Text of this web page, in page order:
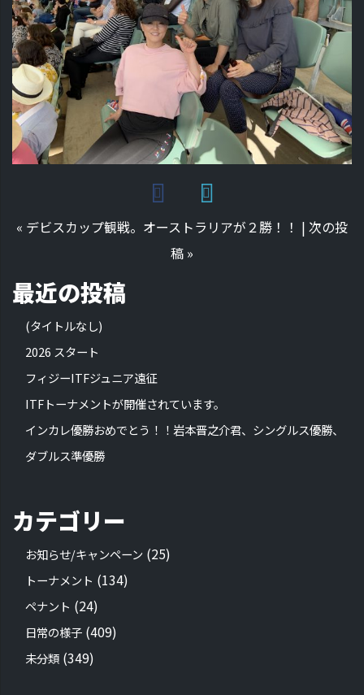
« デビスカップ観戦。オーストラリアが２勝！！ | 次の投
稿 »
最近の投稿
(タイトルなし)
2026 スタート
フィジーITFジュニア遠征
ITFトーナメントが開催されています。
インカレ優勝おめでとう！！岩本晋之介君、シングルス優勝、
ダブルス準優勝
カテゴリー
お知らせ/キャンペーン (25)
トーナメント (134)
ペナント (24)
日常の様子 (409)
未分類 (349)